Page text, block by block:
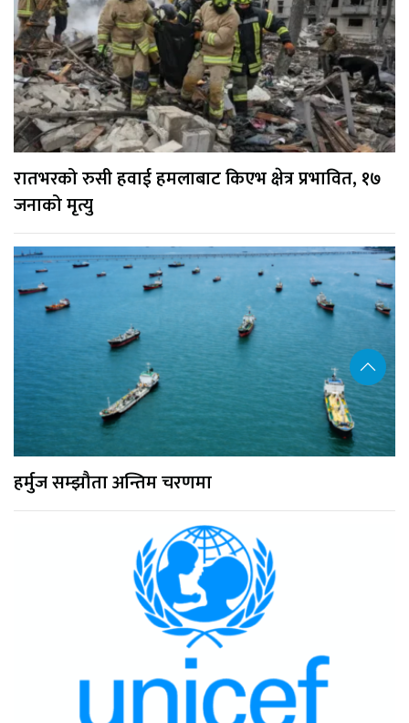
रातभरको रुसी हवाई हमलाबाट किएभ क्षेत्र प्रभावित, १७
जनाको मृत्यु
हर्मुज सम्झौता अन्तिम चरणमा